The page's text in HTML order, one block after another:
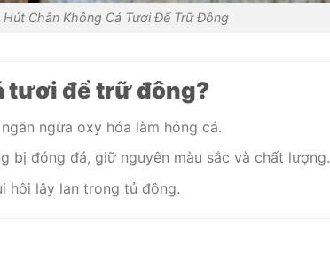
Hút Chân Không Cá Tươi Để Trữ Đông
tươi để trữ đông?
ngừa oxy hóa làm hỏng cá.
bị đóng đá, giữ nguyên màu sắc và chất lượng.
hôi lây lan trong tủ đông.